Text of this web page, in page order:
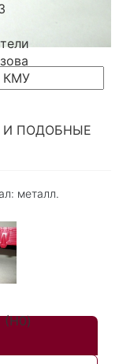
КМУ
И ПОДОБНЫЕ
металл.